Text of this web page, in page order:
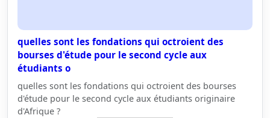
quelles sont les fondations qui octroient des
bourses d'étude pour le second cycle aux
étudiants o
quelles sont les fondations qui octroient des bourses
d'étude pour le second cycle aux étudiants originaire
d'Afrique ?